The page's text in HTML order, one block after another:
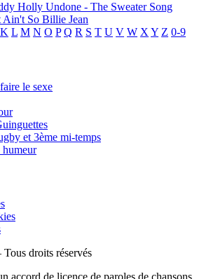
Holly Undone - The Sweater Song
Ain't So Billie Jean
K L M N O P Q R S T U V W X Y Z 0-9
le sexe
et 3ème mi-temps
humeur
droits réservés